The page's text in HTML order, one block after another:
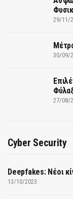
29/11/
30/09/
27/08/
Cyber Security
Deepfakes: Νέοι
13/10/2023